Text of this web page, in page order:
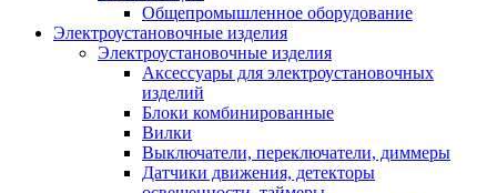
Общепромышленное оборудование
Электроустановочные изделия
Электроустановочные изделия
Аксессуары для электроустановочных
изделий
Блоки комбинированные
Вилки
Выключатели, переключатели, диммеры
Датчики движения, детекторы